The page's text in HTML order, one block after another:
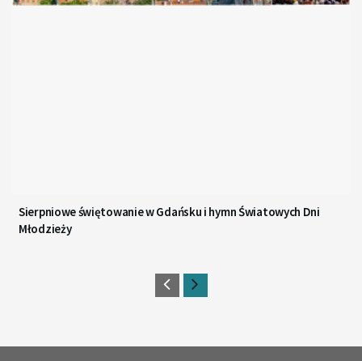
Sierpniowe świętowanie w Gdańsku i hymn Światowych Dni
Młodzieży